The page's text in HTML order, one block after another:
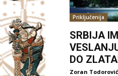
Priključenija
SRBIJA
DO
Zoran Todorović